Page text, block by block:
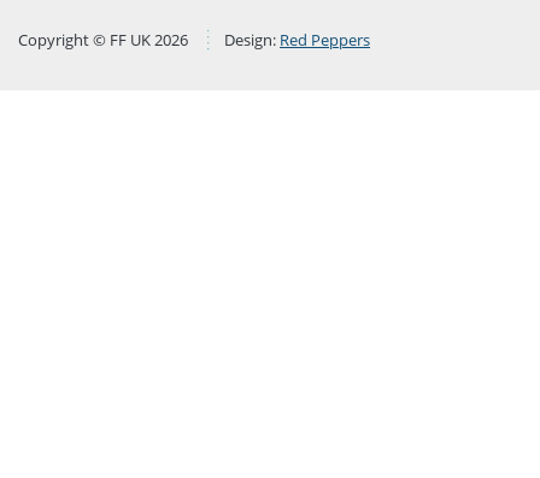
Copyright © FF UK 2026 Design: Red Peppers